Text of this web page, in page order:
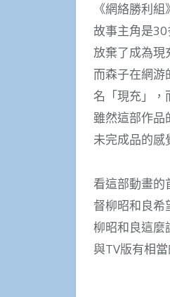
《網絡勝利
故事主角是
放棄了成為現
而森子在網
名「現充」，
雖然這部作品
未完成品的感
看這部動畫的
督柳昭和良希
柳昭和良這麼
與TV版有相